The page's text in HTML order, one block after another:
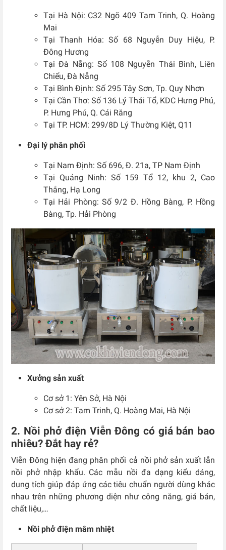
Tại Hà Nội: C32 Ngõ 409 Tam Trinh, Q. Hoàng
Mai
Tại Thanh Hóa: Số 68 Nguyễn Duy Hiệu, P.
Đông Hương
Tại Đà Nẵng: Số 108 Nguyễn Thái Bình, Liên
Chiểu, Đà Nẵng
Tại Bình Định: Số 295 Tây Sơn, Tp. Quy Nhơn
Tại Cần Thơ: Số 136 Lý Thái Tổ, KDC Hưng Phú,
P. Hưng Phú, Q. Cái Răng
Tại TP. HCM: 299/8D Lý Thường Kiệt, Q11
Đại lý phân phối
Tại Nam Định: Số 696, Đ. 21a, TP Nam Định
Tại Quảng Ninh: Số 159 Tổ 12, khu 2, Cao
Thắng, Hạ Long
Tại Hải Phòng: Số 9/2 Đ. Hồng Bàng, P. Hồng
Bàng, Tp. Hải Phòng
Xưởng sản xuất
Cơ sở 1: Yên Sở, Hà Nội
Cơ sở 2: Tam Trinh, Q. Hoàng Mai, Hà Nội
2. Nồi phở điện Viễn Đông có giá bán bao
nhiêu? Đắt hay rẻ?
Viễn Đông hiện đang phân phối cả nồi phở sản xuất lẫn
nồi phở nhập khẩu. Các mẫu nồi đa dạng kiểu dáng,
dung tích giúp đáp ứng các tiêu chuẩn người dùng khác
nhau trên những phương diện như công năng, giá bán,
chất liệu,…
Nồi phở điện mâm nhiệt